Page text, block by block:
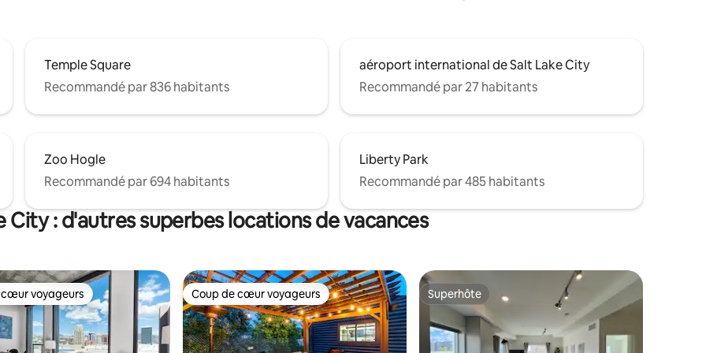
Temple Square
Recommandé par 836 habitants
aéroport international de Salt Lake City
Recommandé par 27 habitants
Zoo Hogle
Recommandé par 694 habitants
Liberty Park
Recommandé par 485 habitants
City : d'autres superbes locations de vacances
cœur voyageurs
voyageurs Coup de cœur voyageurs
Coup de cœur voyageurs Superhôte
Superhôte